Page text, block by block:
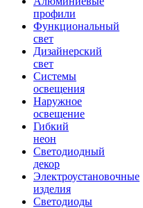
профили
Функциональный
свет
Дизайнерский
свет
Системы
освещения
Наружное
освещение
Гибкий
неон
Светодиодный
декор
Электроустановочные
изделия
Светодиоды